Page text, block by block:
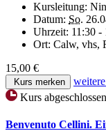
Kursleitung:
Datum: So.
Uhrzeit: 11:30 -
Ort: Calw, vhs,
15,00 €
Kurs merken
Kurs abgeschlossen
Benvenuto Cellini.